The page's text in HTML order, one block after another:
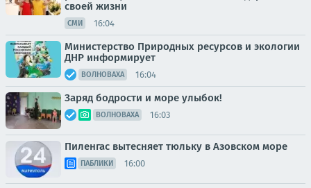
своей жизни
СМИ 16:04
Министерство Природных ресурсов и экологии
ДНР информирует
ВОЛНОВАХА 16:04
Заряд бодрости и море улыбок!
ВОЛНОВАХА 16:03
Пиленгас вытесняет тюльку в Азовском море
ПАБЛИКИ 16:00